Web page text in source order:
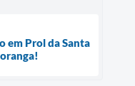
em Prol da Santa